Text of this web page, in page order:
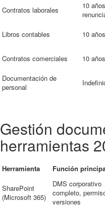
Contratos laborales
10
Libros contables 10 años
Contratos comerciales 10 años
Documentación de
personal
Gestión
herramientas
Herramienta Función
SharePoint
(Microsoft 365)
DMS corporativo
completo,
versiones